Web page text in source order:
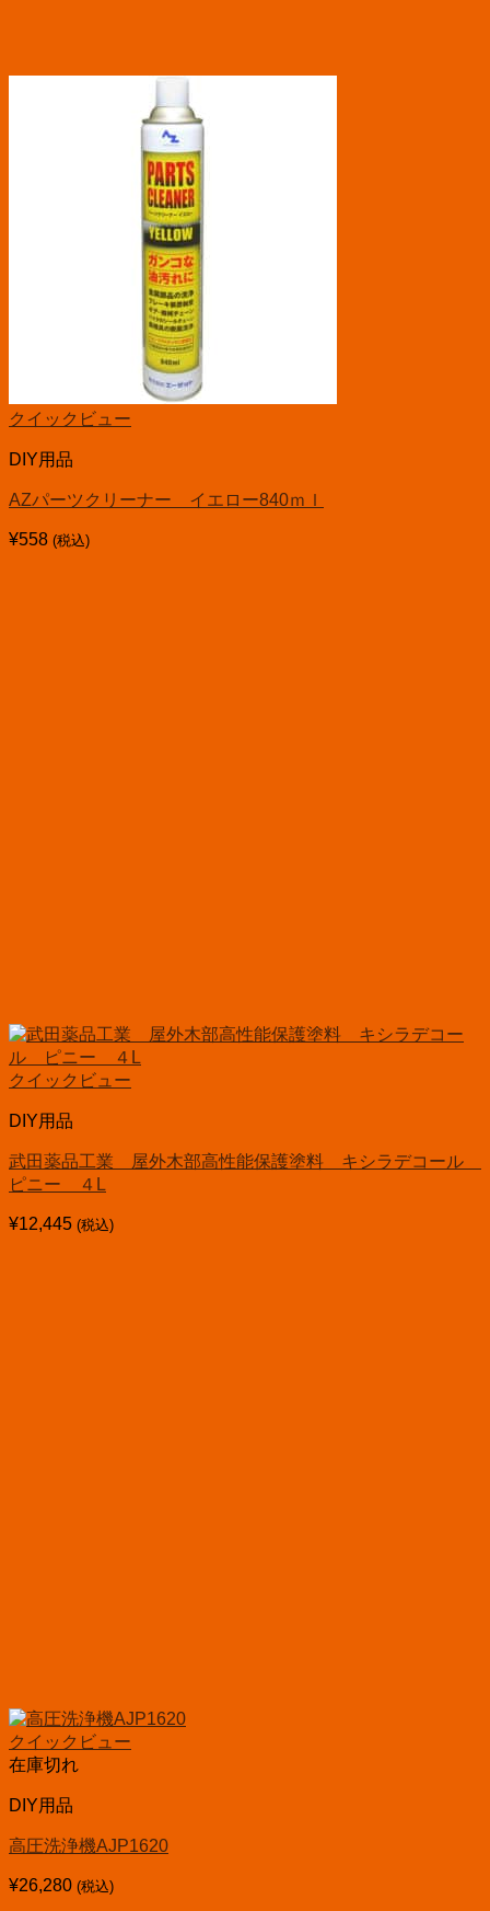
クイックビュー
DIY用品
AZパーツクリーナー イエロー840ｍｌ
¥558 (税込)
クイックビュー
DIY用品
武田薬品工業 屋外木部高性能保護塗料 キシラデコール
ピニー ４L
¥12,445 (税込)
クイックビュー
在庫切れ
DIY用品
高圧洗浄機AJP1620
¥26,280 (税込)